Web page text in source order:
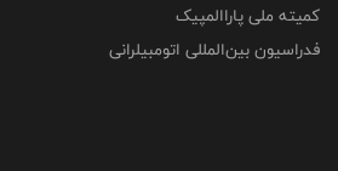
کمیته ملی پاراالمپیک
فدراسیون بین‌المللی اتومبیلرانی